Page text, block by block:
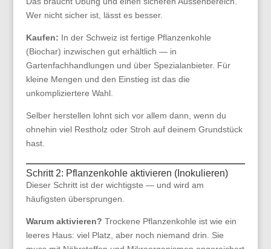
Wer nicht sicher ist, lässt es besser.
Kaufen: In der Schweiz ist fertige Pflanzenkohle
(Biochar) inzwischen gut erhältlich — in
Gartenfachhandlungen und über Spezialanbieter. Für
kleine Mengen und den Einstieg ist das die
unkompliziertere Wahl.
Selber herstellen lohnt sich vor allem dann, wenn du
ohnehin viel Restholz oder Stroh auf deinem Grundstück
hast.
Schritt 2: Pflanzenkohle aktivieren (Inokulieren)
Dieser Schritt ist der wichtigste — und wird am
häufigsten übersprungen.
Warum aktivieren? Trockene Pflanzenkohle ist wie ein
leeres Haus: viel Platz, aber noch niemand drin. Sie